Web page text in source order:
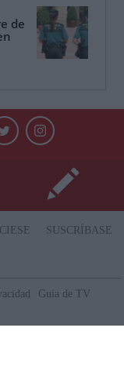
de
SUSCRÍBASE
Guía de TV